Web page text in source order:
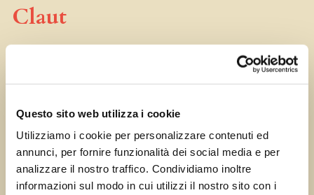
Questo sito web utilizza i cookie
Utilizziamo i cookie per personalizzare contenuti ed
annunci, per fornire funzionalità dei social media e per
analizzare il nostro traffico. Condividiamo inoltre
informazioni sul modo in cui utilizzi il nostro sito con i
Claut
← Precedente:
Platischis
Successivo:Prodolone
→